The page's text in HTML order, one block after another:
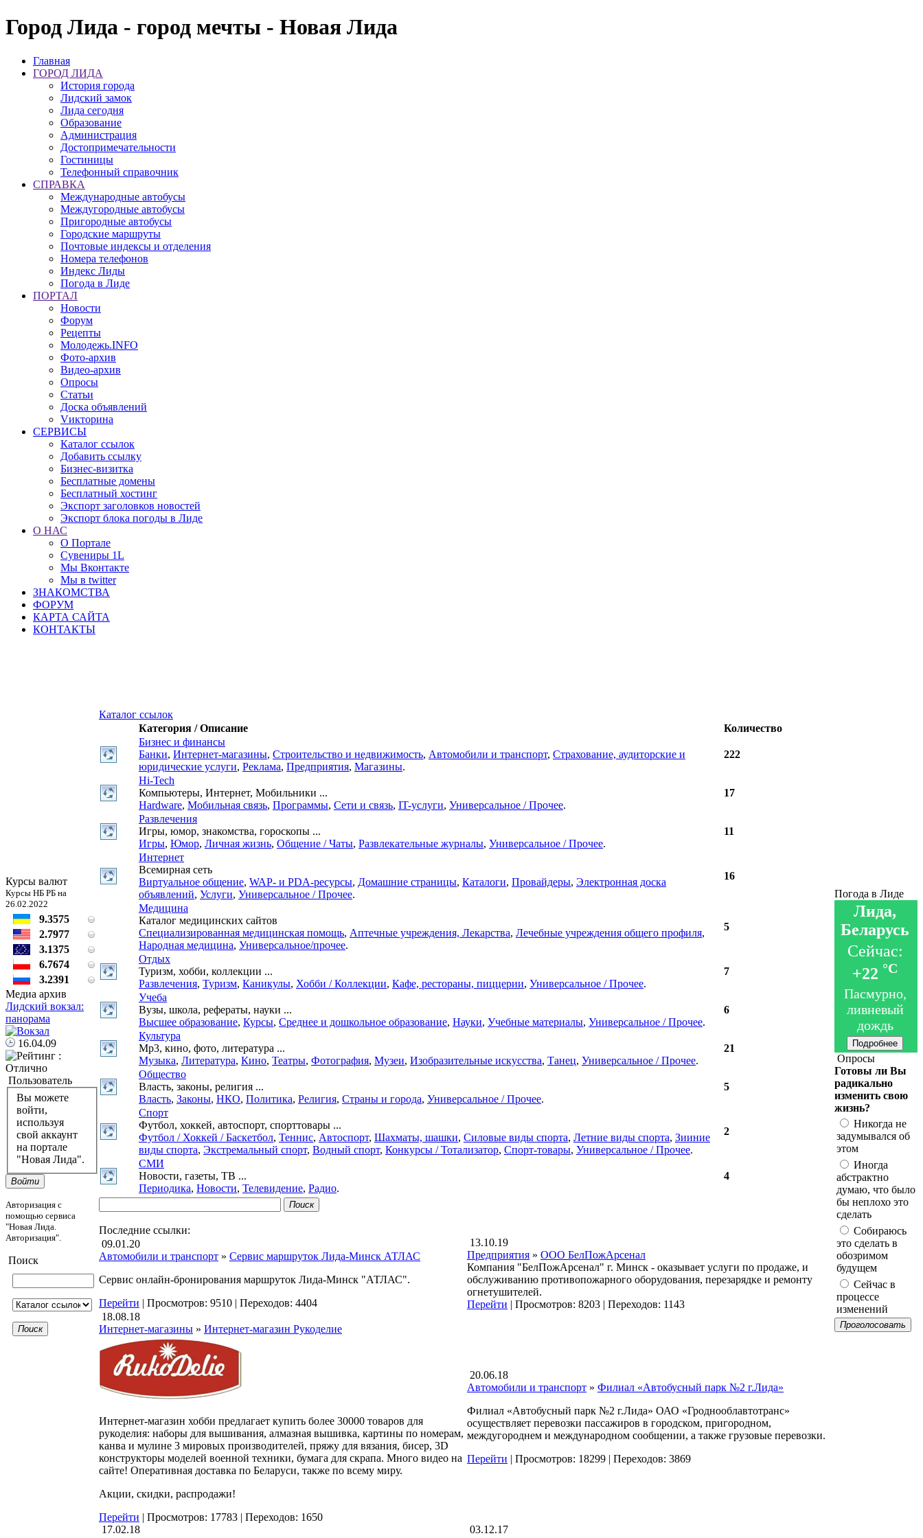
Город Лида - город мечты - Новая Лида
Главная
ГОРОД ЛИДА
История города
Лидский замок
Лида сегодня
Образование
Администрация
Достопримечательности
Гостиницы
Телефонный справочник
СПРАВКА
Международные автобусы
Междугородные автобусы
Пригородные автобусы
Городские маршруты
Почтовые индексы и отделения
Номера телефонов
Индекс Лиды
Погода в Лиде
ПОРТАЛ
Новости
Форум
Рецепты
Молодежь.INFO
Фото-архив
Видео-архив
Опросы
Статьи
Доска объявлений
Vикторина
СЕРВИСЫ
Каталог ссылок
Добавить ссылку
Бизнес-визитка
Бесплатные домены
Бесплатный хостинг
Экспорт заголовков новостей
Экспорт блока погоды в Лиде
О НАС
О Портале
Сувениры 1L
Мы Вконтакте
Мы в twitter
ЗНАКОМСТВА
ФОРУМ
КАРТА САЙТА
КОНТАКТЫ
Курсы валют
Курсы НБ РБ на
26.02.2022
9.3575
2.7977
3.1375
6.7674
3.2391
Медиа архив
Лидский вокзал:
панорама
16.04.09
Пользователь
Вы можете
войти,
используя
свой аккаунт
на портале
"Новая Лида".
Войти
Авторизация с
помощью сервиса
"Новая Лида.
Авторизация".
Поиск
Поиск
Каталог ссылок
Категория / Описание
Количество
Бизнес и финансы
Банки, Интернет-магазины, Строительство и недвижимость, Автомобили и транспорт, Страхование, аудиторские и
юридические услуги, Реклама, Предприятия, Магазины.
222
Hi-Tech
Компьютеры, Интернет, Мобильники ...
Hardware, Мобильная связь, Программы, Сети и связь, IT-услуги, Универсальное / Прочее.
17
Развлечения
Игры, юмор, знакомства, гороскопы ...
Игры, Юмор, Личная жизнь, Общение / Чаты, Развлекательные журналы, Универсальное / Прочее.
11
Интернет
Всемирная сеть
Виртуальное общение, WAP- и PDA-ресурсы, Домашние страницы, Каталоги, Провайдеры, Электронная доска
объявлений, Услуги, Универсальное / Прочее.
16
Медицина
Каталог медицинских сайтов
Специализированная медицинская помощь, Аптечные учреждения, Лекарства, Лечебные учреждения общего профиля,
Народная медицина, Универсальное/прочее.
5
Отдых
Туризм, хобби, коллекции ...
Развлечения, Туризм, Каникулы, Хобби / Коллекции, Кафе, рестораны, пиццерии, Универсальное / Прочее.
7
Учеба
Вузы, школа, рефераты, науки ...
Высшее образование, Курсы, Среднее и дошкольное образование, Науки, Учебные материалы, Универсальное / Прочее.
6
Культура
Mp3, кино, фото, литература ...
Музыка, Литература, Кино, Театры, Фотография, Музеи, Изобразительные искусства, Танец, Универсальное / Прочее.
21
Общество
Власть, законы, религия ...
Власть, Законы, НКО, Политика, Религия, Страны и города, Универсальное / Прочее.
5
Спорт
Футбол, хоккей, автоспорт, спорттовары ...
Футбол / Хоккей / Баскетбол, Теннис, Автоспорт, Шахматы, шашки, Силовые виды спорта, Летние виды спорта, Зииние
виды спорта, Экстремальный спорт, Водный спорт, Конкурсы / Тотализатор, Спорт-товары, Универсальное / Прочее.
2
СМИ
Новости, газеты, ТВ ...
Периодика, Новости, Телевидение, Радио.
4
Поиск
Последние ссылки:
09.01.20
Автомобили и транспорт » Сервис маршруток Лида-Минск АТЛАС
Сервис онлайн-бронирования маршруток Лида-Минск "АТЛАС".
Перейти | Просмотров: 9510 | Переходов: 4404
13.10.19
Предприятия » ООО БелПожАрсенал
Компания "БелПожАрсенал" г. Минск - оказывает услуги по продаже, и
обслуживанию противопожарного оборудования, перезарядке и ремонту
огнетушителей.
Перейти | Просмотров: 8203 | Переходов: 1143
18.08.18
Интернет-магазины » Интернет-магазин Рукоделие
Интернет-магазин хобби предлагает купить более 30000 товаров для
рукоделия: наборы для вышивания, алмазная вышивка, картины по номерам,
канва и мулине 3 мировых производителей, пряжу для вязания, бисер, 3D
конструкторы моделей военной техники, бумага для скрапа. Много видео на
сайте! Оперативная доставка по Беларуси, также по всему миру.
Акции, скидки, распродажи!
Перейти | Просмотров: 17783 | Переходов: 1650
20.06.18
Автомобили и транспорт » Филиал «Автобусный парк №2 г.Лида»
Филиал «Автобусный парк №2 г.Лида» ОАО «Гроднооблавтотранс»
осуществляет перевозки пассажиров в городском, пригородном,
междугороднем и международном сообщении, а также грузовые перевозки.
Перейти | Просмотров: 18299 | Переходов: 3869
17.02.18
03.12.17
Погода в Лиде
Лида,
Беларусь
Сейчас:
+22 °C
Пасмурно,
ливневый
дождь
Подробнее
Опросы
Готовы ли Вы
радикально
изменить свою
жизнь?
Никогда не
задумывался об
этом
Иногда
абстрактно
думаю, что было
бы неплохо это
сделать
Собираюсь
это сделать в
обозримом
будущем
Сейчас в
процессе
изменений
Проголосовать